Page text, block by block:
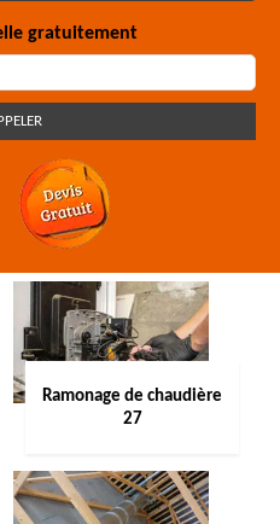
gratuitement
Ramonage de chaudière
27